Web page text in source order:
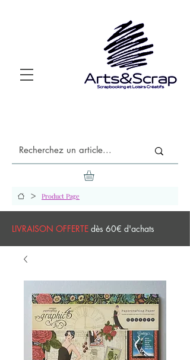
> Product Page
LIVRAISON OFFERTE dès 60€ d'achats